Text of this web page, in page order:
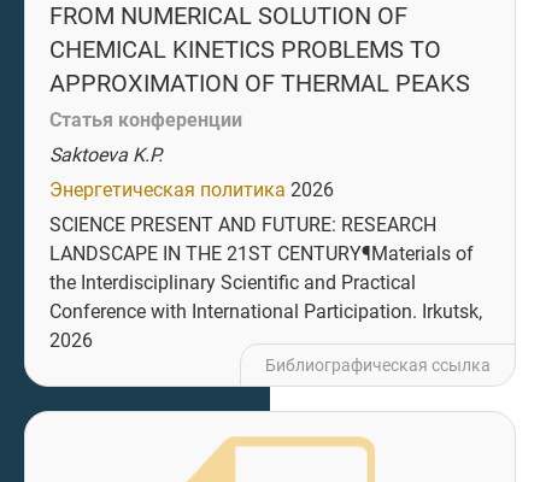
FROM NUMERICAL SOLUTION OF
CHEMICAL KINETICS PROBLEMS TO
APPROXIMATION OF THERMAL PEAKS
Статья конференции
Saktoeva K.P.
Энергетическая политика 2026
SCIENCE PRESENT AND FUTURE: RESEARCH
LANDSCAPE IN THE 21ST CENTURY¶Materials of
the Interdisciplinary Scientific and Practical
Conference with International Participation. Irkutsk,
2026
Библиографическая ссылка